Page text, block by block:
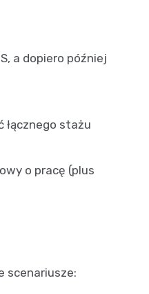
a dopiero później
łącznego stażu
o pracę (plus
scenariusze: